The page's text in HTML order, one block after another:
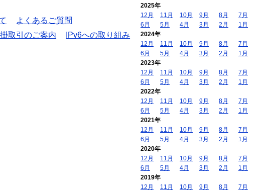
よくあるご質問
取引のご案内
IPv6への取り組み
2025年
12月
11月 10月 9月 8月
7月
6月
5月 4月 3月 2月
1月
2024年
12月
11月 10月 9月 8月
7月
6月
5月 4月 3月 2月
1月
2023年
12月
11月 10月 9月 8月
7月
6月
5月 4月 3月 2月
1月
2022年
12月
11月 10月 9月 8月
7月
6月
5月 4月 3月 2月
1月
2021年
12月
11月 10月 9月 8月
7月
6月
5月 4月 3月 2月
1月
2020年
12月
11月 10月 9月 8月
7月
6月
5月 4月 3月 2月
1月
2019年
12月
11月 10月 9月 8月
7月